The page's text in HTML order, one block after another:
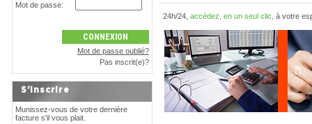
Mot de passe:
Mot de passe oublié?
Pas inscrit(e)?
S'inscrire
Munissez-vous de votre dernière
facture s'il vous plait.
24h/24, accédez, en un seul clic, à votre